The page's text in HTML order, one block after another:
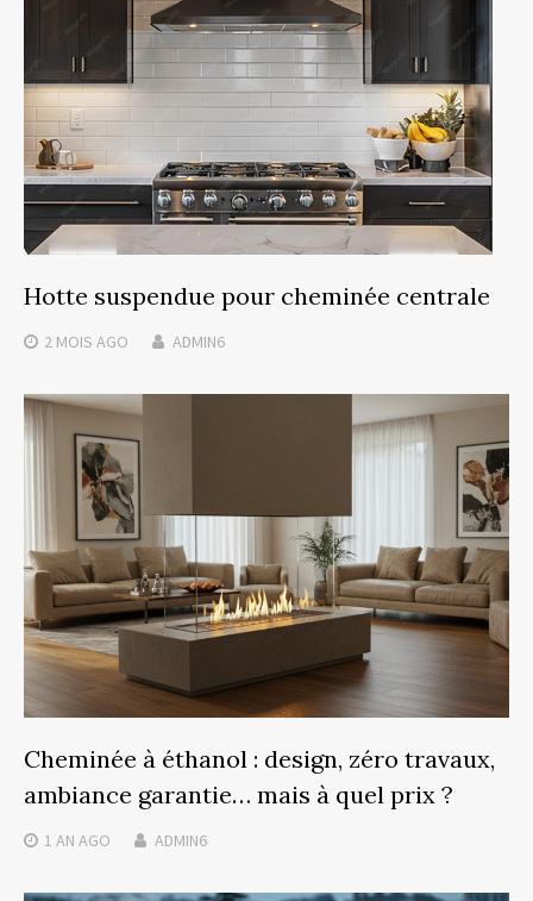
Hotte suspendue pour cheminée centrale
2 MOIS AGO ADMIN6
Cheminée à éthanol : design, zéro travaux,
ambiance garantie… mais à quel prix ?
1 AN AGO ADMIN6